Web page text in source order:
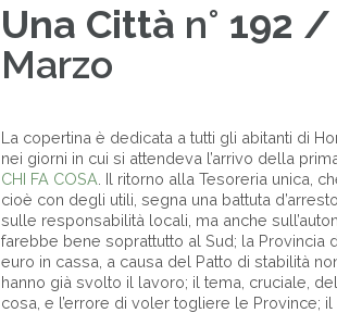
Una Città n° 192 /
Marzo
La copertina è dedicata a tutti gli abitanti di
nei giorni in cui si attendeva l’arrivo della
CHI FA COSA . Il ritorno alla Tesoreria unica,
cioè con degli utili, segna una battuta
sulle responsabilità locali, ma anche
farebbe bene soprattutto al Sud; la Provincia
euro in cassa, a causa del Patto di stabilità
hanno già svolto il lavoro; il tema, cruciale,
cosa, e l’errore di voler togliere le Province;